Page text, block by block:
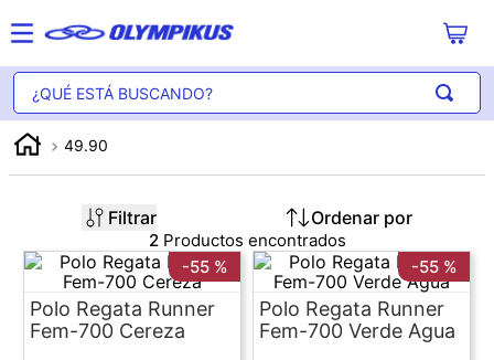
¿Qué está buscando?
49.90
Filtrar
2
-55 %
Polo Regata Runner
Fem-700 Cereza
-55 %
Polo Regata Runner
Fem-700 Verde Agua